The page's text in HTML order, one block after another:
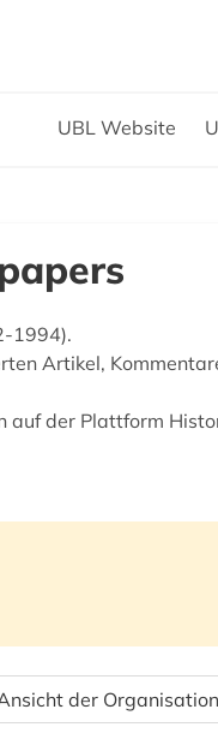
UBL Website
1994).
Artikel,
auf der Plattform
der